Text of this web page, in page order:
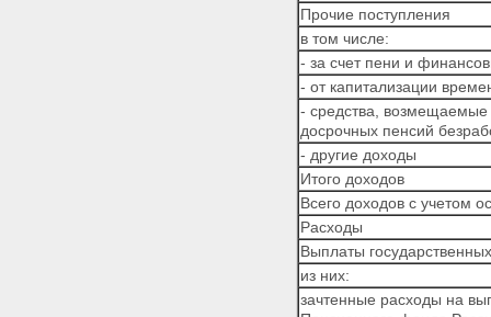
Прочие поступления
в том числе:
- за счет пени и
- от капитализации
- средства, возмещаемые
досрочных пенсий
- другие доходы
Итого доходов
Всего доходов с учетом
Расходы
Выплаты
из них:
зачтенные расходы на